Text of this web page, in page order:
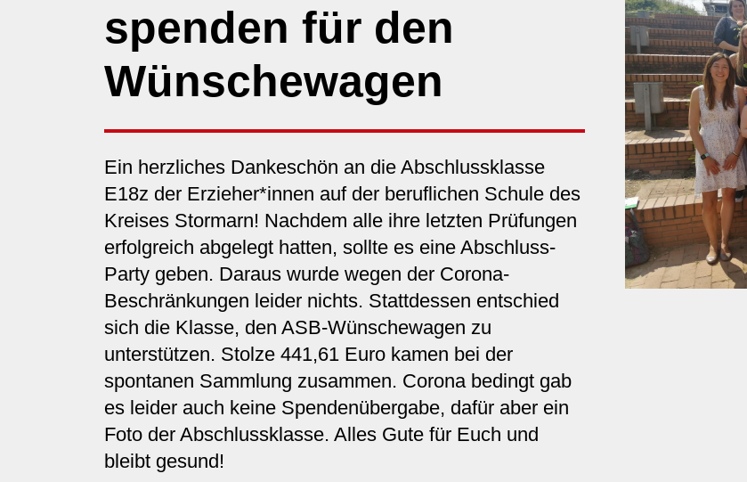
spenden für den
Wünschewagen
Ein herzliches Dankeschön an die Abschlussklasse
E18z der Erzieher*innen auf der beruflichen Schule des
Kreises Stormarn! Nachdem alle ihre letzten Prüfungen
erfolgreich abgelegt hatten, sollte es eine Abschluss-
Party geben. Daraus wurde wegen der Corona-
Beschränkungen leider nichts. Stattdessen entschied
sich die Klasse, den ASB-Wünschewagen zu
unterstützen. Stolze 441,61 Euro kamen bei der
spontanen Sammlung zusammen. Corona bedingt gab
es leider auch keine Spendenübergabe, dafür aber ein
Foto der Abschlussklasse. Alles Gute für Euch und
bleibt gesund!